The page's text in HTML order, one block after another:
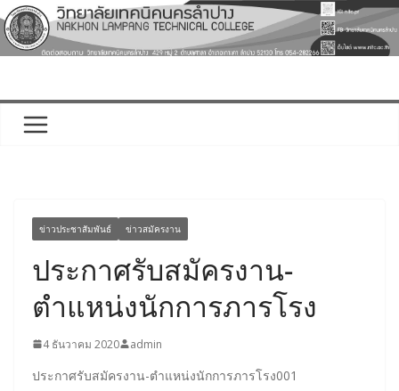
Skip
to
content
ข่าวประชาสัมพันธ์ ข่าวสมัครงาน
ประกาศรับสมัครงาน-
ตำแหน่งนักการภารโรง
4 ธันวาคม 2020 admin
ประกาศรับสมัครงาน-ตำแหน่งนักการภารโรง001